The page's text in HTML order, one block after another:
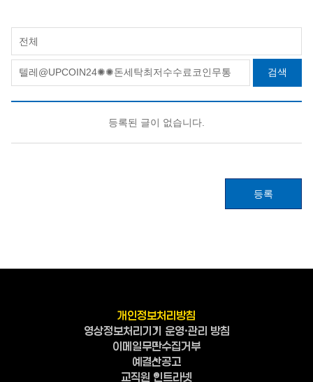
전체
검색
등록된 글이 없습니다.
등록
개인정보처리방침
영상정보처리기기 운영·관리 방침
이메일무단수집거부
예결산공고
교직원 인트라넷